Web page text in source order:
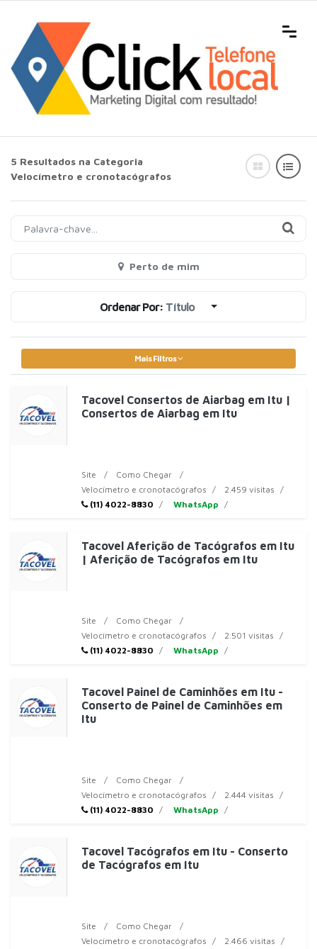
5 Resultados na Categoria
Velocímetro e cronotacógrafos
Perto de mim
Ordenar Por: Título
Mais Filtros
Tacovel Consertos de Aiarbag em Itu |
Consertos de Aiarbag em Itu
Site
Como Chegar
Velocímetro e cronotacógrafos
2.459 visitas
(11) 4022-8830
WhatsApp
Tacovel Aferição de Tacógrafos em Itu
| Aferição de Tacógrafos em Itu
Site
Como Chegar
Velocímetro e cronotacógrafos
2.501 visitas
(11) 4022-8830
WhatsApp
Tacovel Painel de Caminhões em Itu -
Conserto de Painel de Caminhões em
Itu
Site
Como Chegar
Velocímetro e cronotacógrafos
2.444 visitas
(11) 4022-8830
WhatsApp
Tacovel Tacógrafos em Itu - Conserto
de Tacógrafos em Itu
Site
Como Chegar
Velocímetro e cronotacógrafos
2.466 visitas